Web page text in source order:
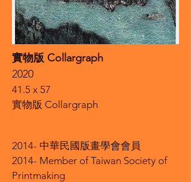
實物版 Collargraph
2020
41.5 x 57
實物版 Collargraph
2014- 中華民國版畫學會會員
2014- Member of Taiwan Society of
Printmaking